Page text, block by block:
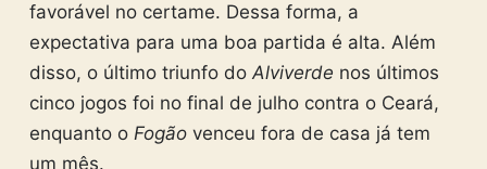
favorável no certame. Dessa forma, a
expectativa para uma boa partida é alta. Além
disso, o último triunfo do Alviverde nos últimos
cinco jogos foi no final de julho contra o Ceará,
enquanto o Fogãovenceu fora de casa já tem
um mês.